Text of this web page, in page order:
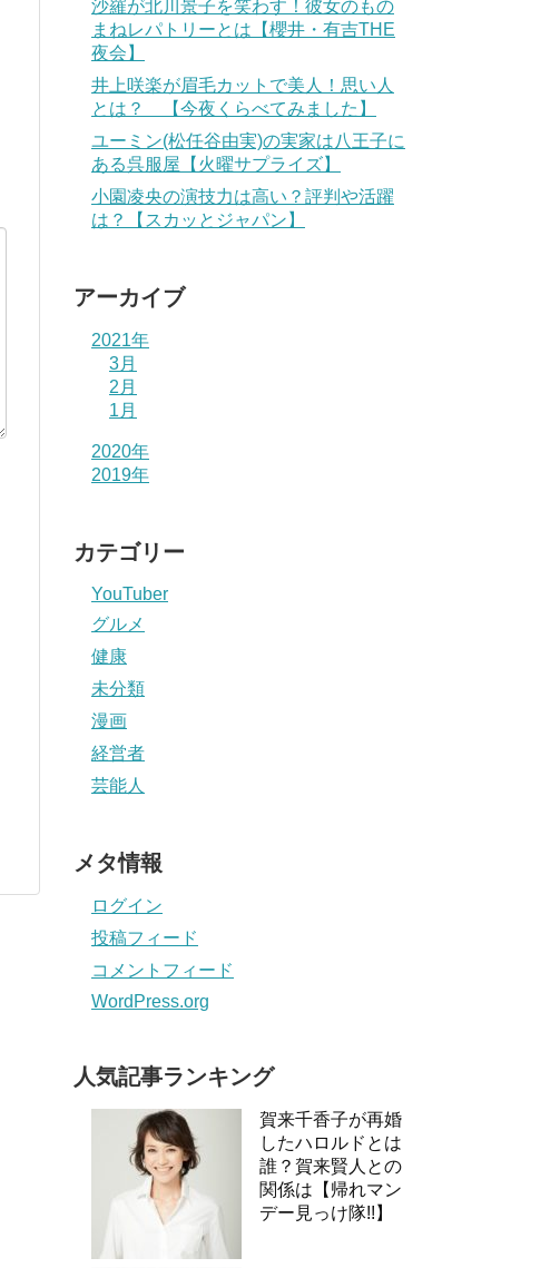
沙羅が北川景子を笑わす！彼女のもの
まねレパトリーとは【櫻井・有吉THE
夜会】
井上咲楽が眉毛カットで美人！思い人
とは？ 【今夜くらべてみました】
ユーミン(松任谷由実)の実家は八王子に
ある呉服屋【火曜サプライズ】
小園凌央の演技力は高い？評判や活躍
は？【スカッとジャパン】
アーカイブ
2021年
3月
2月
1月
2020年
2019年
カテゴリー
YouTuber
グルメ
健康
未分類
漫画
経営者
芸能人
メタ情報
ログイン
投稿フィード
コメントフィード
WordPress.org
人気記事ランキング
賀来千香子が再婚
したハロルドとは
誰？賀来賢人との
関係は【帰れマン
デー見っけ隊!!】